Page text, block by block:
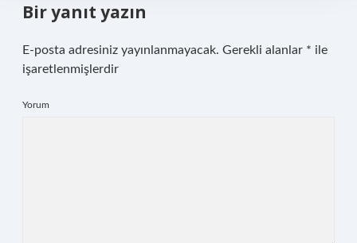
Bir yanıt yazın
E-posta adresiniz yayınlanmayacak. Gerekli alanlar * ile
işaretlenmişlerdir
Yorum